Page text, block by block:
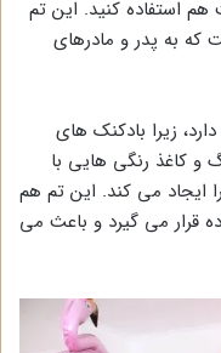
استفاده کنید. این تم
که به پدر و مادرهای
زیرا بادکنک های
و کاغذ رنگی هایی با
ایجاد می کند. این تم هم
قرار می گیرد و باعث می